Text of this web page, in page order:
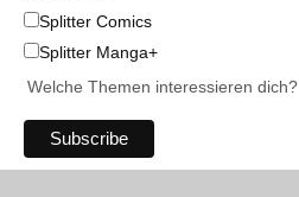
Splitter Comics
Splitter Manga+
Welche Themen interessieren dich?